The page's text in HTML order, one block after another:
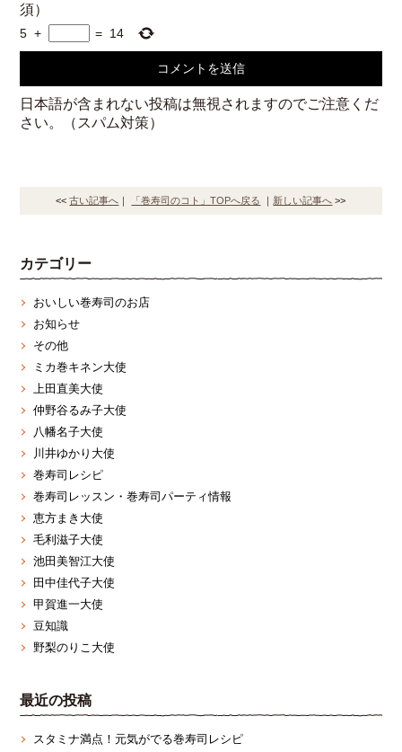
須）
5 + = 14
日本語が含まれない投稿は無視されますのでご注意くだ
さい。（スパム対策）
<<古い記事へ ｜ 「巻寿司のコト」TOPへ戻る ｜ 新しい記事へ >>
カテゴリー
おいしい巻寿司のお店
お知らせ
その他
ミカ巻キネン大使
上田直美大使
仲野谷るみ子大使
八幡名子大使
川井ゆかり大使
巻寿司レシピ
巻寿司レッスン・巻寿司パーティ情報
恵方まき大使
毛利滋子大使
池田美智江大使
田中佳代子大使
甲賀進一大使
豆知識
野梨のりこ大使
最近の投稿
スタミナ満点！元気がでる巻寿司レシピ